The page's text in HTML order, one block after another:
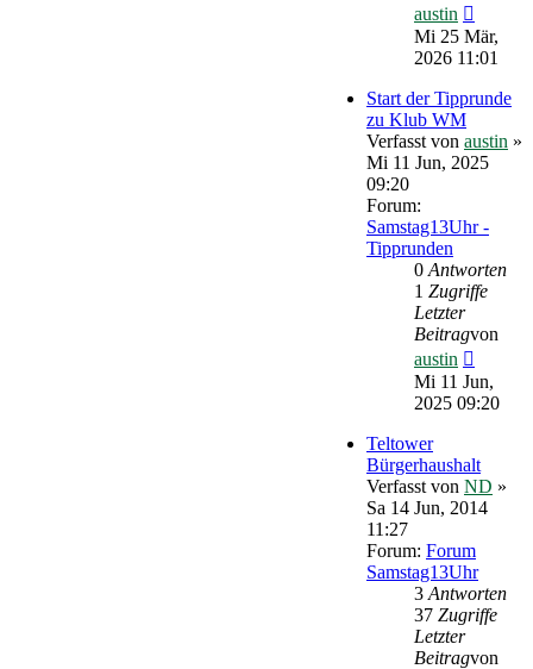
austin
Beitrag
Mi 25 Mär,
2026 11:01
Start der Tipprunde
zu Klub WM
Verfasst von austin »
Mi 11 Jun, 2025
09:20
Forum:
Samstag13Uhr -
Tipprunden
0 Antworten
1 Zugriffe
Letzter
Beitragvon
austin
Beitrag
Mi 11 Jun,
2025 09:20
Teltower
Bürgerhaushalt
Verfasst von ND »
Sa 14 Jun, 2014
11:27
Forum: Forum
Samstag13Uhr
3 Antworten
37 Zugriffe
Letzter
Beitragvon